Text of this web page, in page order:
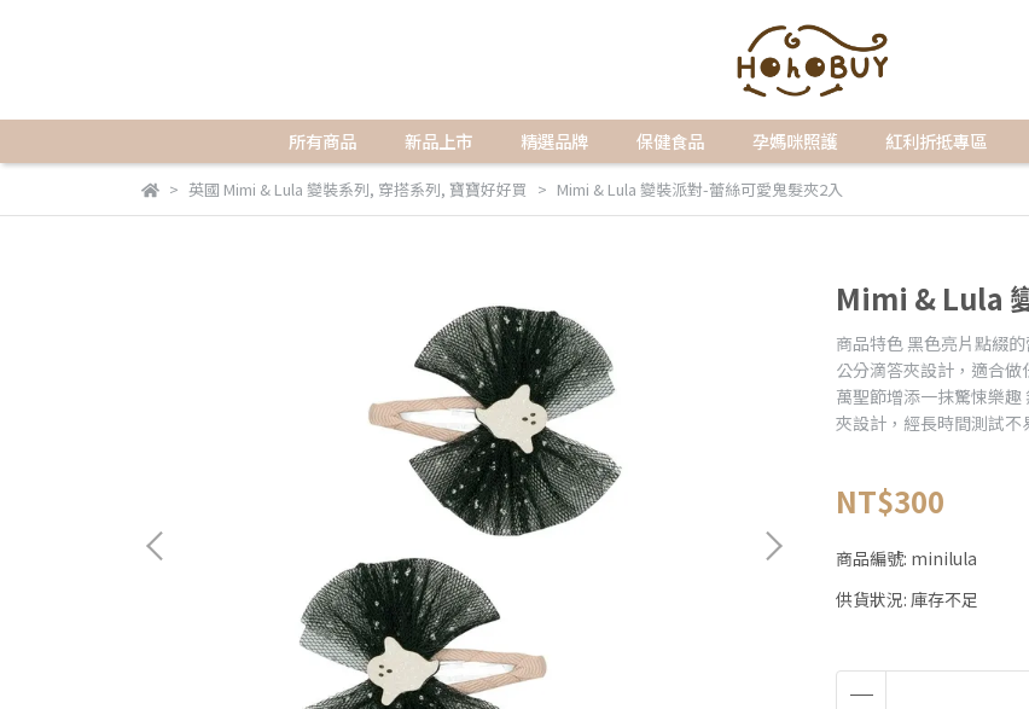
所有商品 新品上市 精選品牌 保健食品 孕媽咪照護 紅利折抵專區
英國 Mimi & Lula 變裝系列, 穿搭系列, 寶寶好好買 Mimi & Lula 變裝派對-蕾絲可愛鬼髮夾2入
Mimi & Lula
商品特色 黑色亮片點綴
公分滴答夾設計，適合
萬聖節增添一抹驚悚樂
夾設計，經長時間測試
NT$300
商品編號: minilula
供貨狀況: 庫存不足